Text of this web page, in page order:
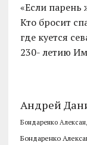
«Если парень
Кто бросит
где куется
230- летию
Андрей
Бондаренко
Бондаренко